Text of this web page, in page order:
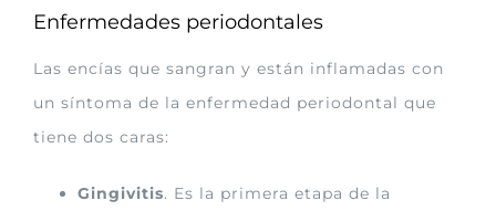
Enfermedades periodontales
Las encías que sangran y están inflamadas con
un síntoma de la enfermedad periodontal que
tiene dos caras:
Gingivitis. Es la primera etapa de la